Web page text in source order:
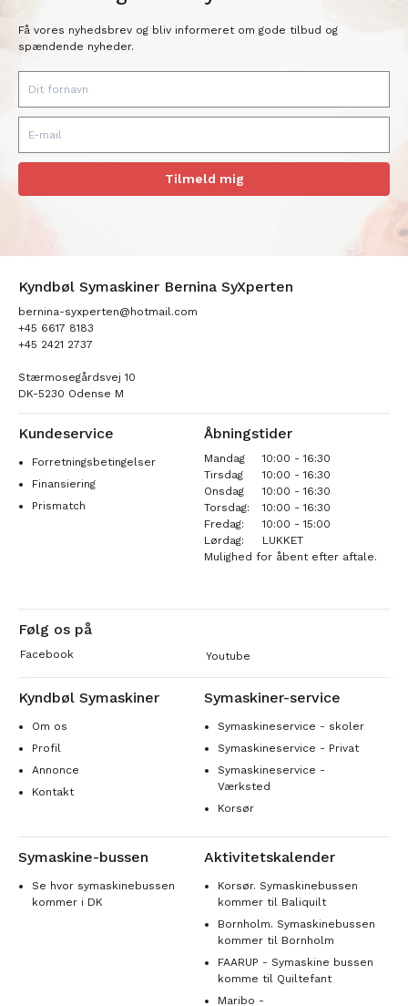
Få vores nyhedsbrev og bliv informeret om gode tilbud og
spændende nyheder.
Tilmeld mig
Kyndbøl Symaskiner Bernina SyXperten
bernina-syxperten@hotmail.com
+45 6617 8183
+45 2421 2737
Stærmosegårdsvej 10
DK-5230 Odense M
Kundeservice
Forretningsbetingelser
Finansiering
Prismatch
Åbningstider
Mandag
10:00 - 16:30
Tirsdag
10:00 - 16:30
Onsdag
10:00 - 16:30
Torsdag:
10:00 - 16:30
Fredag:
10:00 - 15:00
Lørdag:
LUKKET
Mulighed for åbent efter aftale.
Følg os på
Facebook Youtube
Kyndbøl Symaskiner
Om os
Profil
Annonce
Kontakt
Symaskiner-service
Symaskineservice - skoler
Symaskineservice - Privat
Symaskineservice -
Værksted
Korsør
Symaskine-bussen
Se hvor symaskinebussen
kommer i DK
Aktivitetskalender
Korsør. Symaskinebussen
kommer til Baliquilt
Bornholm. Symaskinebussen
kommer til Bornholm
FAARUP - Symaskine bussen
komme til Quiltefant
Maribo -